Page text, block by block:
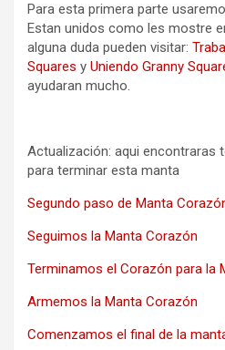
Para esta primera parte
Estan unidos como les mostre
alguna duda pueden visitar:
Squares y Uniendo Granny
ayudaran mucho.
Actualización: aqui encontraras
para terminar esta manta
Segundo paso de Manta
Seguimos la Manta Corazón
Terminamos el Corazón para la
Armemos la Manta Corazón
Comenzamos el final de la